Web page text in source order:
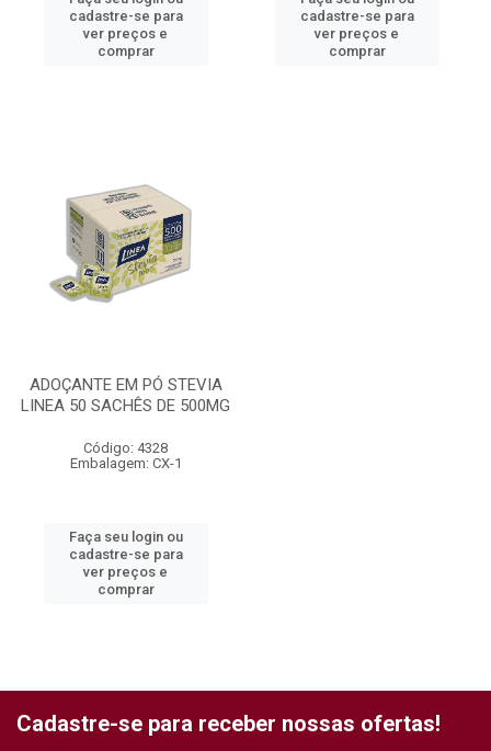
cadastre-se para
ver preços e
comprar
cadastre-se para
ver preços e
comprar
ADOÇANTE EM PÓ STEVIA
LINEA 50 SACHÊS DE 500MG
Código: 4328
Embalagem: CX-1
Faça seu login ou
cadastre-se para
ver preços e
comprar
Cadastre-se para receber nossas ofertas!